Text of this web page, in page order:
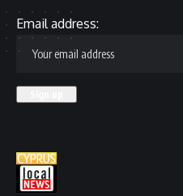
Email address: